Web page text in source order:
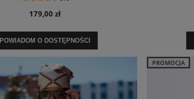
179,00 zł
POWIADOM O DOSTĘPNOŚCI
PROMOCJA